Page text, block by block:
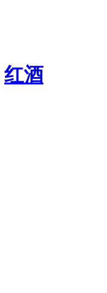
红酒